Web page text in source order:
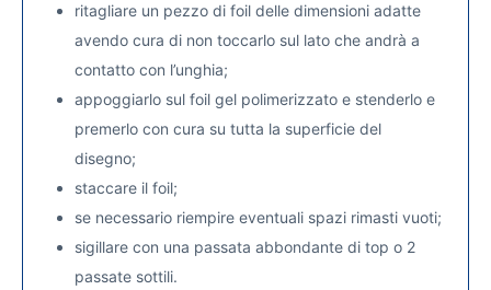
ritagliare un pezzo di foil delle dimensioni adatte
avendo cura di non toccarlo sul lato che andrà a
contatto con l’unghia;
appoggiarlo sul foil gel polimerizzato e stenderlo e
premerlo con cura su tutta la superficie del
disegno;
staccare il foil;
se necessario riempire eventuali spazi rimasti vuoti;
sigillare con una passata abbondante di top o 2
passate sottili.